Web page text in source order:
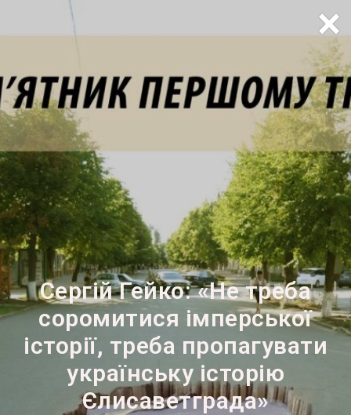
×
Сергій Гейко: «Не треба
соромитися імперської
історії, треба пропагувати
українську історію
Єлисаветграда»